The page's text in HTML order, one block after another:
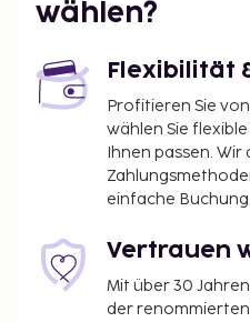
wählen?
Flexibilität
Profitieren Sie
wählen Sie
Ihnen passen.
einfache Buchung.
Vertrauen
Mit über 30
der renommierten